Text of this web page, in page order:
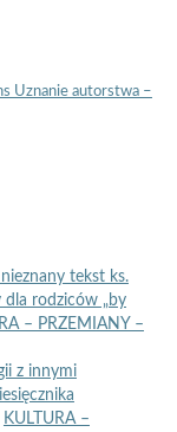
Uznanie autorstwa –
tekst ks.
dla rodziców „by
– PRZEMIANY –
z innymi
KULTURA –